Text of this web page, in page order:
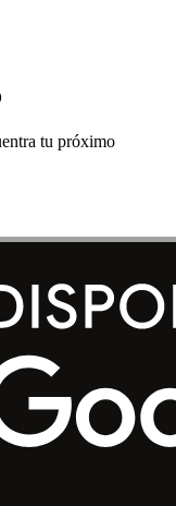
tu próximo